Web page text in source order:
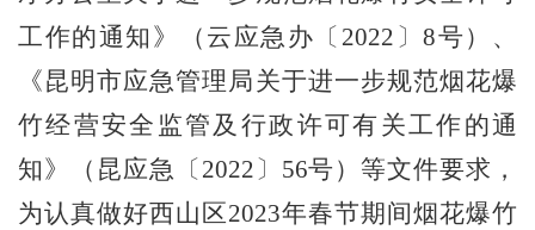
工作的通知》（云应急办 〔 2022 〕8号） 、
《昆明市应急管理局关于进一步规范烟花爆
竹经营安全监管及行政许可有关工作的通
知》（昆应急 〔 2022 〕 56号）等文件要求 ，
为认真做好西山区2023年春节期间烟花爆竹